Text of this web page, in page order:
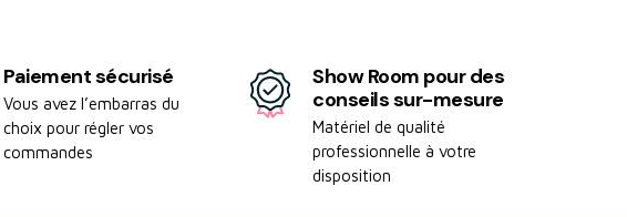
Paiement sécurisé
Vous avez l’embarras du
choix pour régler vos
commandes
Show Room pour des
conseils sur-mesure
Matériel de qualité
professionnelle à votre
disposition